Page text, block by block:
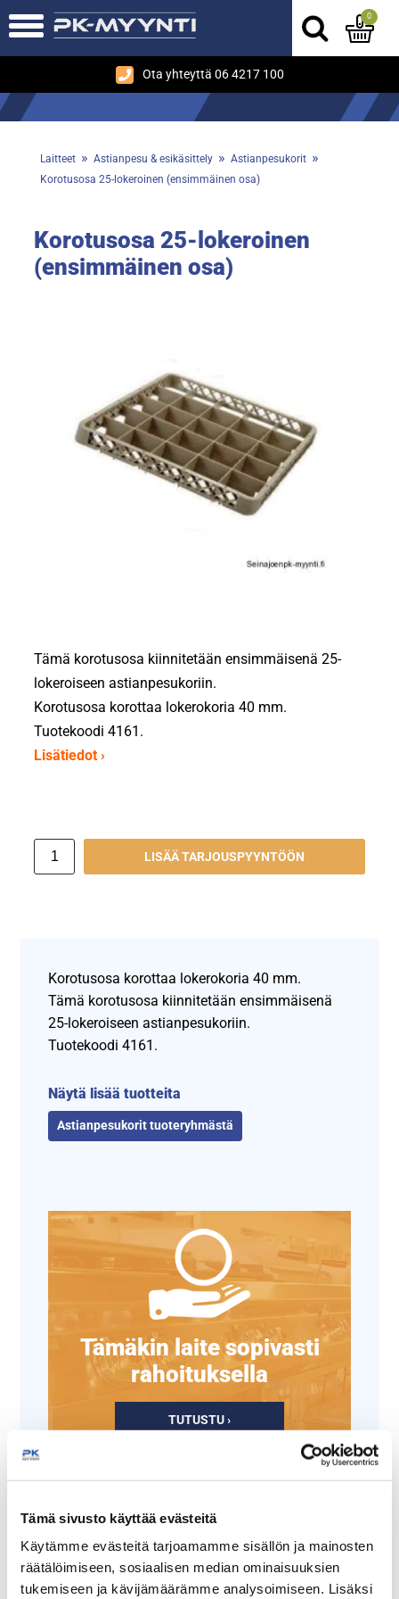
Tämä sivusto käyttää evästeitä
Käytämme evästeitä tarjoamamme sisällön ja mainosten
räätälöimiseen, sosiaalisen median ominaisuuksien
tukemiseen ja kävijämäärämme analysoimiseen. Lisäksi
Ota yhteyttä 06 4217 100
0
Laitteet » Astianpesu & esikäsittely » Astianpesukorit »
Korotusosa 25-lokeroinen (ensimmäinen osa)
Korotusosa 25-lokeroinen
(ensimmäinen osa)
Tämä korotusosa kiinnitetään ensimmäisenä 25-
lokeroiseen astianpesukoriin.
Korotusosa korottaa lokerokoria 40 mm.
Tuotekoodi 4161.
Lisätiedot ›
LISÄÄ TARJOUSPYYNTÖÖN
Korotusosa korottaa lokerokoria 40 mm.
Tämä korotusosa kiinnitetään ensimmäisenä
25-lokeroiseen astianpesukoriin.
Tuotekoodi 4161.
Näytä lisää tuotteita
Astianpesukorit tuoteryhmästä
Tämäkin laite sopivasti
rahoituksella
TUTUSTU ›